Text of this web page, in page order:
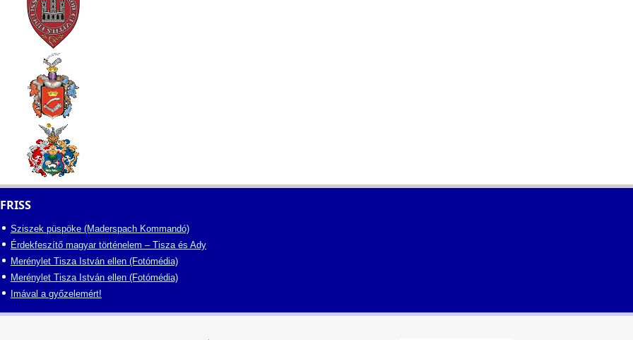
FRISS
Sziszek püspöke (Maderspach Kommandó)
Érdekfeszítő magyar történelem – Tisza és Ady
Merénylet Tisza István ellen (Fotómédia)
Merénylet Tisza István ellen (Fotómédia)
Imával a győzelemért!